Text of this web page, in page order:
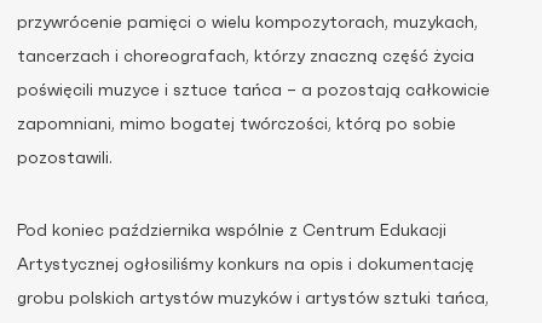
przywrócenie pamięci o wielu kompozytorach, muzykach,
tancerzach i choreografach, którzy znaczną część życia
poświęcili muzyce i sztuce tańca – a pozostają całkowicie
zapomniani, mimo bogatej twórczości, którą po sobie
pozostawili.
Pod koniec października wspólnie z Centrum Edukacji
Artystycznej ogłosiliśmy konkurs na opis i dokumentację
grobu polskich artystów muzyków i artystów sztuki tańca,